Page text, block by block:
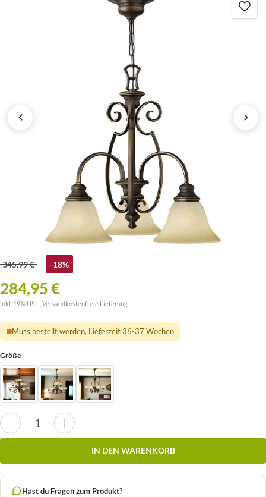
345,99 € -18%
284,95 €
inkl. 19% USt. , Versandkostenfreie Lieferung
Muss bestellt werden, Lieferzeit 36-37 Wochen
Größe
IN DEN WARENKORB
Hast du Fragen zum Produkt?